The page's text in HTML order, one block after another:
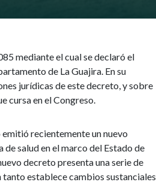
mediante el cual se declaró el
de La Guajira. En su
jurídicas de este decreto, y sobre
cursa en el Congreso.
recientemente un nuevo
salud en el marco del Estado de
decreto presenta una serie de
tanto establece cambios sustanciales